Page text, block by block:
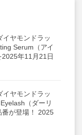
ヤモンドラッ
Serum（アイ
年11月21日
ヤモンドラッ
（ダーリ
番が登場！ 2025